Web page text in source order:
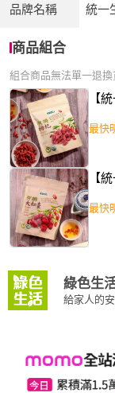
品牌名稱 統一
商品組合
組合商品無法單一退
【
最快
【
最快
綠色生
給家人的